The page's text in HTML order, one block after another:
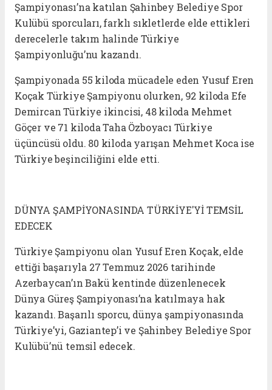
Şampiyonası’na katılan Şahinbey Belediye Spor
Kulübü sporcuları, farklı sıkletlerde elde ettikleri
derecelerle takım halinde Türkiye
Şampiyonluğu’nu kazandı.
Şampiyonada 55 kiloda mücadele eden Yusuf Eren
Koçak Türkiye Şampiyonu olurken, 92 kiloda Efe
Demircan Türkiye ikincisi, 48 kiloda Mehmet
Göçer ve 71 kiloda Taha Özboyacı Türkiye
üçüncüsü oldu. 80 kiloda yarışan Mehmet Koca ise
Türkiye beşinciliğini elde etti.
DÜNYA ŞAMPİYONASINDA TÜRKİYE'Yİ TEMSİL
EDECEK
Türkiye Şampiyonu olan Yusuf Eren Koçak, elde
ettiği başarıyla 27 Temmuz 2026 tarihinde
Azerbaycan’ın Bakü kentinde düzenlenecek
Dünya Güreş Şampiyonası’na katılmaya hak
kazandı. Başarılı sporcu, dünya şampiyonasında
Türkiye’yi, Gaziantep’i ve Şahinbey Belediye Spor
Kulübü’nü temsil edecek.